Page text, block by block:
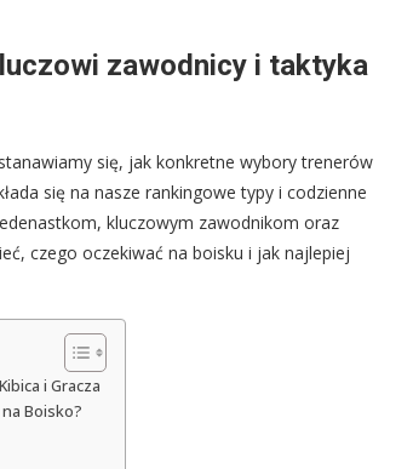
zawodnicy i taktyka
się, jak konkretne wybory trenerów
się na nasze rankingowe typy i codzienne
kluczowym zawodnikom oraz
czego oczekiwać na boisku i jak najlepiej
i Gracza
Boisko?